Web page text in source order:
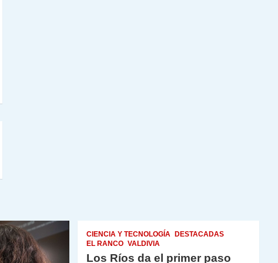
CIENCIA Y TECNOLOGÍA
DESTACADAS
EL RANCO VALDIVIA
Los Ríos da el primer paso